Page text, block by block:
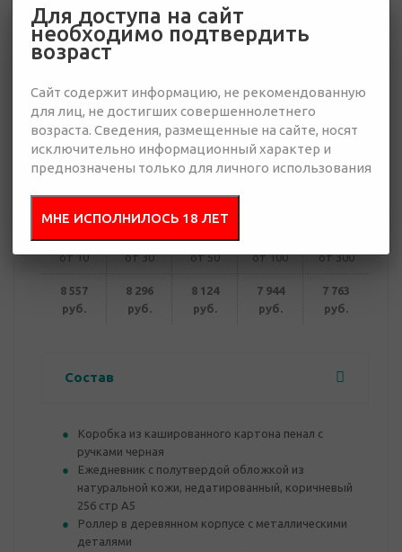
Отправить
запрос
Добавить в
В корзину
от 10 от 30 от 50 от 100 от 300
8 557
руб.
8 296
руб.
8 124
руб.
7 944
руб.
7 763
руб.
Состав
Коробка из кашированного картона пенал с
ручками черная
Ежедневник с полутвердой обложкой из
натуральной кожи, недатированный, коричневый
256 стр А5
Роллер в деревянном корпусе с металлическими
деталями
Для доступа на сайт
необходимо подтвердить
возраст
Сайт содержит информацию, не рекомендованную
для лиц, не достигших совершеннолетнего
возраста. Сведения, размещенные на сайте, носят
исключительно информационный характер и
преднозначены только для личного использования
МНЕ ИСПОЛНИЛОСЬ 18 ЛЕТ